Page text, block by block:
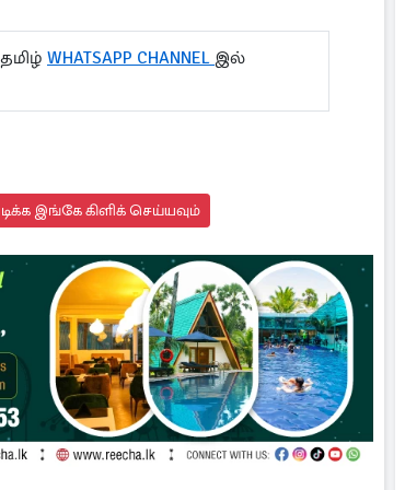
WHATSAPP CHANNEL இல்
இங்கே கிளிக் செய்யவும்